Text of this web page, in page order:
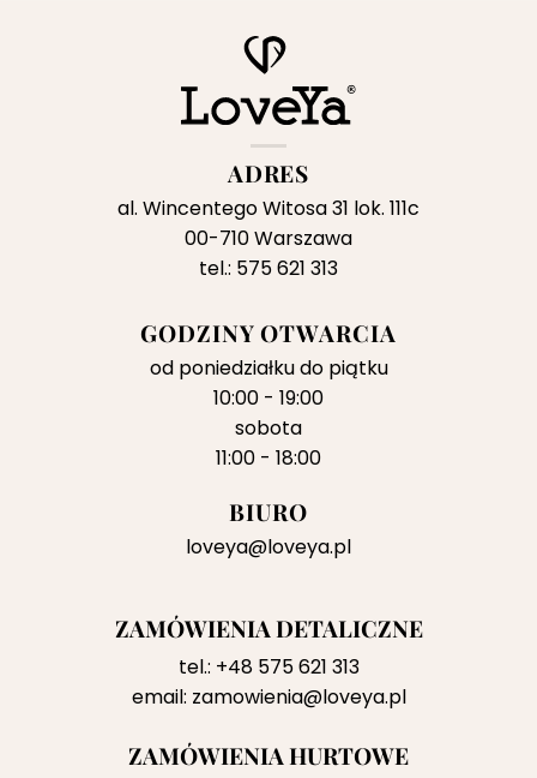
ADRES
al. Wincentego Witosa 31 lok. 111c
00-710 Warszawa
tel.: 575 621 313
GODZINY OTWARCIA
od poniedziałku do piątku
10:00 - 19:00
sobota
11:00 - 18:00
BIURO
loveya@loveya.pl
ZAMÓWIENIA DETALICZNE
tel.: +48 575 621 313
email: zamowienia@loveya.pl
ZAMÓWIENIA HURTOWE